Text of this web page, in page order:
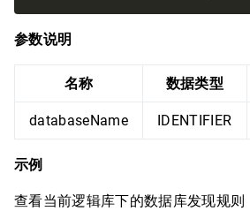
参数说明
名称 数据类型
databaseName IDENTIFIER
示例
查看当前逻辑库下的数据库发现规则